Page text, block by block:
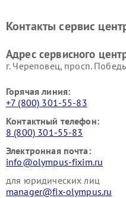
Контакты сервис
Адрес сервисного
г. Череповец, просп.
Горячая линия:
+7 (800) 301-55-83
Контактный телефон:
8 (800) 301-55-83
Электронная почта:
info@olympus-fixim.ru
для юридических лиц
manager@fix-olympus.ru